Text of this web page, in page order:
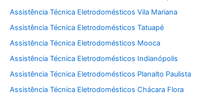
Assistência Técnica Eletrodomésticos Vila Mariana
Assistência Técnica Eletrodomésticos Tatuapé
Assistência Técnica Eletrodomésticos Mooca
Assistência Técnica Eletrodomésticos Indianópolis
Assistência Técnica Eletrodomésticos Planalto Paulista
Assistência Técnica Eletrodomésticos Chácara Flora